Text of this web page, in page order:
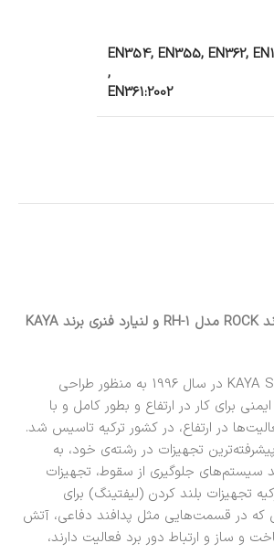
ست هارنس ایمنی برند ROCK مدل RH-1 و لنیارد فنری برند KAYA
شرکت امنیت KAYA SAFETY در سال 1996 به منظور طراحی
برای کار در ارتفاع و بطور کامل و با
در ارتفاع، در کشور ترکیه تاسیس شد.
تجهیزات در رشته‌ی خود، به
سیستم‌های جلوگیری از سقوط، تجهیزات
تجهیزات بلند کردن (لیفتینگ) برای
که در قسمت‌هایی مثل پدافند دفاعی، آتش
و ساز و ارتباط دور برد فعالیت دارند،
EN354, EN355, EN362,
,
EN361:2002